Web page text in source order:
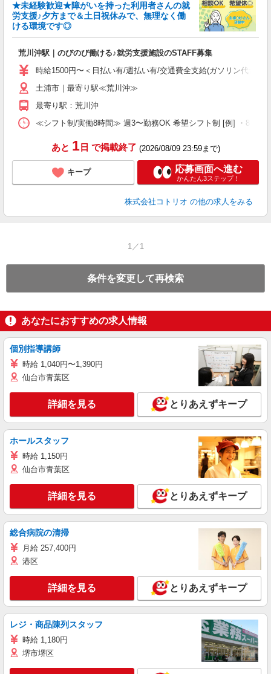
★未経験歓迎★障がいを持った利用者さんの就
労支援♪夕方まで＆土日祝休みで、無理なく働
ける環境です◎
荒川沖駅｜のびのび働ける♪就労支援施設のSTAFF募集
時給1500円〜＜日払い有/週払い有/交通費全支給(ガソリン代含む)
土浦市｜最寄り駅≪荒川沖≫
最寄り駅：荒川沖
≪シフト制/実働8時間≫ 週3〜勤務OK 希望シフト制 [例] ・8:00
あと 1日 で掲載終了 (2026/08/09 23:59まで)
キープ 応募画面へ進む
かんたん3ステップ！
株式会社コトリオ の他の求人をみる
1／1
条件を変更して再検索
あなたにおすすめの求人情報
個別指導講師
時給 1,040円〜1,390円
仙台市青葉区
詳細を見る とりあえずキープ
ホールスタッフ
時給 1,150円
仙台市青葉区
詳細を見る とりあえずキープ
総合病院の清掃
月給 257,400円
港区
詳細を見る とりあえずキープ
レジ・商品陳列スタッフ
時給 1,180円
堺市堺区